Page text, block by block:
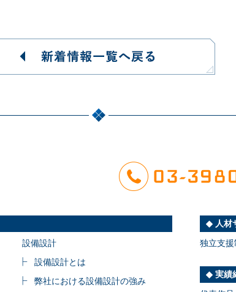
設備設計
設備設計とは
弊社における設備設計の強み
人材
独立支援
実績